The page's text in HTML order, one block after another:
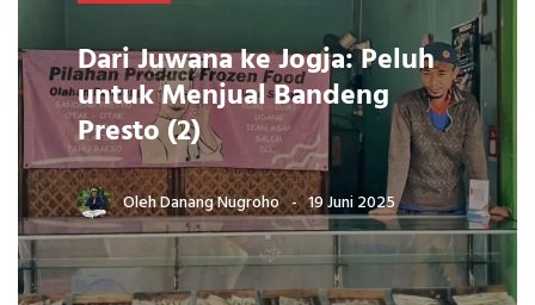
Dari Juwana ke Jogja: Peluh
untuk Menjual Bandeng
Presto (2)
OlehDanang Nugroho 19 Juni 2025